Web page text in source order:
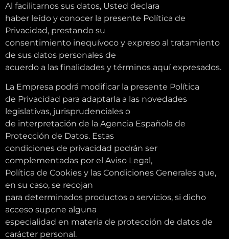
Al facilitarnos sus datos, Usted declara
haber leído y conocer la presente Política de
Privacidad, prestando su
consentimiento inequívoco y expreso al tratamiento
de sus datos personales de
acuerdo a las finalidades y términos aquí expresados.
La Empresa podrá modificar la presente Política
de Privacidad para adaptarla a las novedades
legislativas, jurisprudenciales o
de interpretación de la Agencia Española de
Protección de Datos. Estas
condiciones de privacidad podrán ser
complementadas por el Aviso Legal,
Política de Cookies y las Condiciones Generales que,
en su caso, se recojan
para determinados productos o servicios, si dicho
acceso supone alguna
especialidad en materia de protección de datos de
carácter personal.